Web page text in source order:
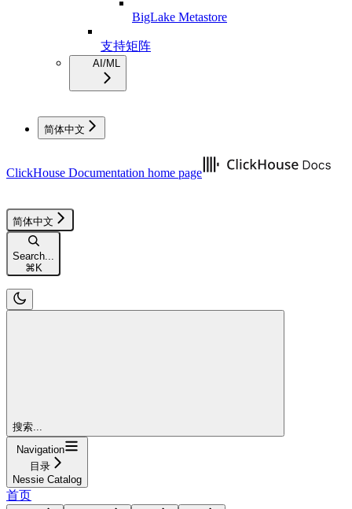
BigLake Metastore
支持矩阵
AI/ML
简体中文
ClickHouse Documentation home page
简体中文
Search...
⌘ K
搜索...
Navigation
目录
Nessie Catalog
首页